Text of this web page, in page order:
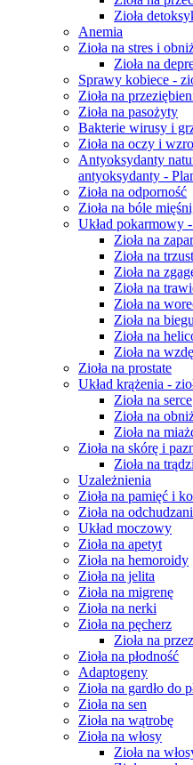
Zioła
Anemia
Zioła na stres i
Zioła na
Sprawy kobiece -
Zioła na
Zioła na pasożyty
Bakterie wirusy i
Zioła na oczy i
Antyoksydanty
antyoksydanty -
Zioła na odporność
Zioła na bóle
Układ pokarmowy
Zioła na
Zioła na
Zioła na
Zioła na
Zioła na
Zioła na
Zioła na
Zioła na
Zioła na prostate
Układ krążenia -
Zioła na serce
Zioła na
Zioła na
Zioła na skórę i
Zioła na
Uzależnienia
Zioła na pamięć i
Zioła na
Układ moczowy
Zioła na apetyt
Zioła na hemoroidy
Zioła na jelita
Zioła na migrenę
Zioła na nerki
Zioła na pęcherz
Zioła na
Zioła na płodność
Adaptogeny
Zioła na gardło do
Zioła na sen
Zioła na wątrobę
Zioła na włosy
Zioła na